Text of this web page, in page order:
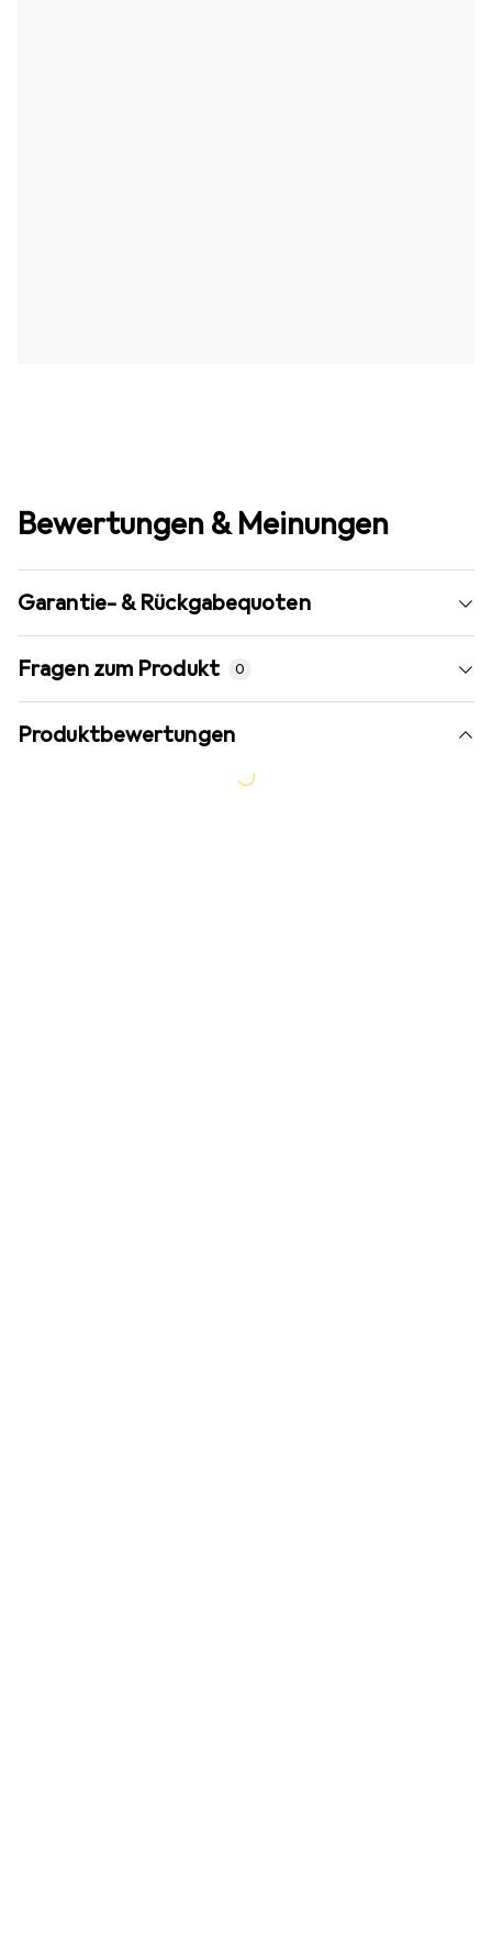
Bewertungen & Meinungen
Garantie- & Rückgabequoten
Fragen zum Produkt 0
Produktbewertungen